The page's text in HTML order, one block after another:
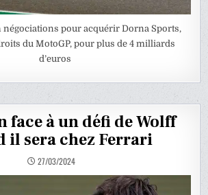
négociations pour acquérir Dorna Sports,
du MotoGP, pour plus de 4 milliards
d’euros
face à un défi de Wolff
il sera chez Ferrari
27/03/2024